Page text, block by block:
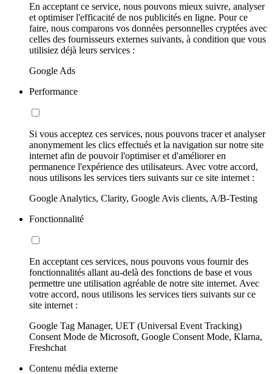
En acceptant ce service, nous pouvons mieux suivre, analyser
et optimiser l'efficacité de nos publicités en ligne. Pour ce
faire, nous comparons vos données personnelles cryptées avec
celles des fournisseurs externes suivants, à condition que vous
utilisiez déjà leurs services :
Google Ads
Performance
Si vous acceptez ces services, nous pouvons tracer et analyser
anonymement les clics effectués et la navigation sur notre site
internet afin de pouvoir l'optimiser et d'améliorer en
permanence l'expérience des utilisateurs. Avec votre accord,
nous utilisons les services tiers suivants sur ce site internet :
Google Analytics, Clarity, Google Avis clients, A/B-Testing
Fonctionnalité
En acceptant ces services, nous pouvons vous fournir des
fonctionnalités allant au-delà des fonctions de base et vous
permettre une utilisation agréable de notre site internet. Avec
votre accord, nous utilisons les services tiers suivants sur ce
site internet :
Google Tag Manager, UET (Universal Event Tracking)
Consent Mode de Microsoft, Google Consent Mode, Klarna,
Freshchat
Contenu média externe